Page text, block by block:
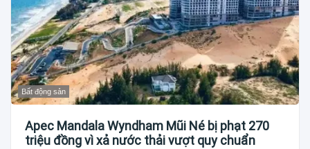
Bất động sản
Apec Mandala Wyndham Mũi Né bị phạt 270
triệu đồng vì xả nước thải vượt quy chuẩn